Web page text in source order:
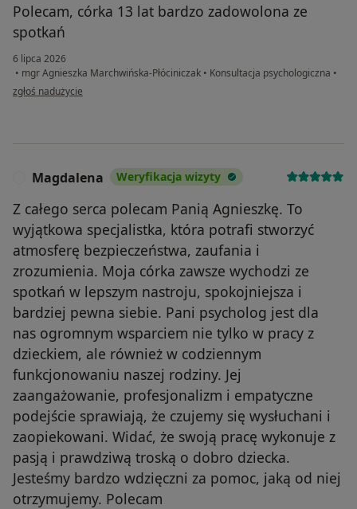
Polecam, córka 13 lat bardzo zadowolona ze
spotkań
6 lipca 2026
• mgr Agnieszka Marchwińska-Płóciniczak • Konsultacja psychologiczna •
w opinii użytkownika BM
zgłoś nadużycie
Magdalena Weryfikacja wizyty
Z całego serca polecam Panią Agnieszkę. To
wyjątkowa specjalistka, która potrafi stworzyć
atmosferę bezpieczeństwa, zaufania i
zrozumienia. Moja córka zawsze wychodzi ze
spotkań w lepszym nastroju, spokojniejsza i
bardziej pewna siebie. Pani psycholog jest dla
nas ogromnym wsparciem nie tylko w pracy z
dzieckiem, ale również w codziennym
funkcjonowaniu naszej rodziny. Jej
zaangażowanie, profesjonalizm i empatyczne
podejście sprawiają, że czujemy się wysłuchani i
zaopiekowani. Widać, że swoją pracę wykonuje z
pasją i prawdziwą troską o dobro dziecka.
Jesteśmy bardzo wdzięczni za pomoc, jaką od niej
otrzymujemy. Polecam